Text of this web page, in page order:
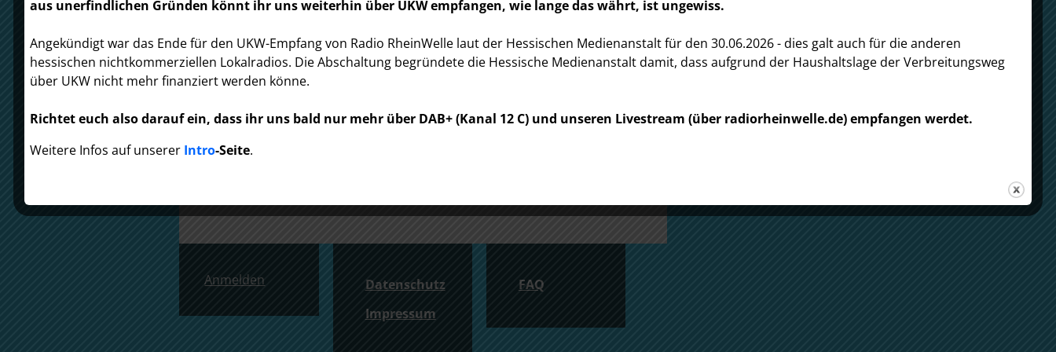
Falls der Radio-Button mal nicht funktioniert, gibt es noch
Alternativen für den Live-Stream-Empfang!
mp=/stream/
Icecast:https://server7.streamserver24.com:31428/stream
Anmelden
Datenschutz
Impressum
FAQ
aus unerfindlichen Gründen könnt ihr uns weiterhin über UKW empfangen, wie lange das währt, ist ungewiss.
Angekündigt war das Ende für den UKW-Empfang von Radio RheinWelle laut der Hessischen Medienanstalt für den 30.06.2026 - dies galt auch für die anderen
hessischen nichtkommerziellen Lokalradios. Die Abschaltung begründete die Hessische Medienanstalt damit, dass aufgrund der Haushaltslage der Verbreitungsweg
über UKW nicht mehr finanziert werden könne.
Richtet euch also darauf ein, dass ihr uns bald nur mehr über DAB+ (Kanal 12 C) und unseren Livestream (über radiorheinwelle.de) empfangen werdet.
Weitere Infos auf unserer Intro-Seite.